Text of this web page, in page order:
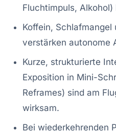
Fluchtimpuls,
Koffein, Schlafmangel
verstärken autonome
Kurze, strukturierte
Exposition in Mini-
Reframes) sind am
wirksam.
Bei wiederkehrenden